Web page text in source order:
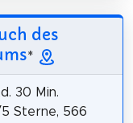
des
*
30 Min.
Sterne, 566